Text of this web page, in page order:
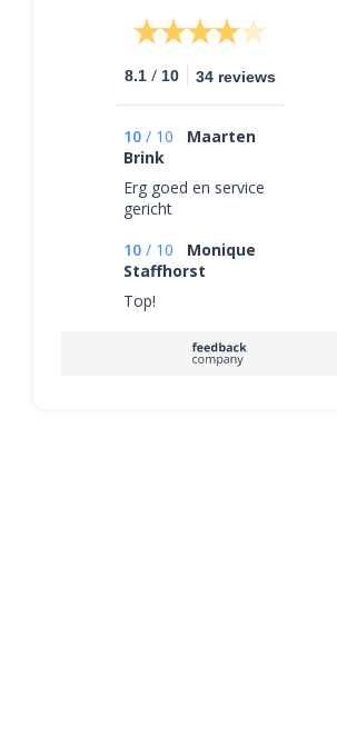
8.1 / 10 34 reviews
10 / 10
Maarten
Brink
Erg goed en service
gericht
10 / 10
Monique
Staffhorst
Top!